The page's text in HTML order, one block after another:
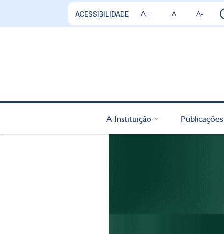
ACESSIBILIDADE A+ A A-
A Instituição Publicações